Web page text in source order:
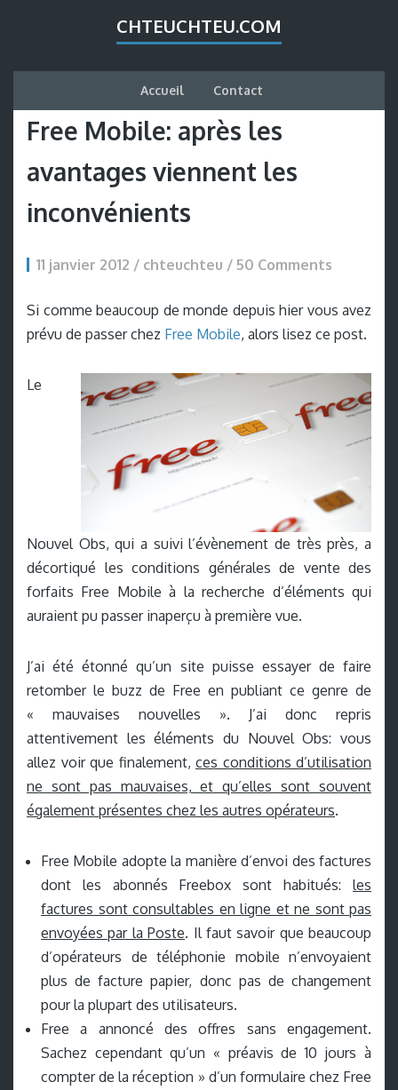
CHTEUCHTEU.COM
Accueil Contact
Free Mobile: après les
avantages viennent les
inconvénients
11 janvier 2012 / chteuchteu / 50 Comments
Si comme beaucoup de monde depuis hier vous avez
prévu de passer chez Free Mobile, alors lisez ce post.
Le
Nouvel Obs, qui a suivi l’évènement de très près, a
décortiqué les conditions générales de vente des
forfaits Free Mobile à la recherche d’éléments qui
auraient pu passer inaperçu à première vue.
J’ai été étonné qu’un site puisse essayer de faire
retomber le buzz de Free en publiant ce genre de
« mauvaises nouvelles ». J’ai donc repris
attentivement les éléments du Nouvel Obs: vous
allez voir que finalement, ces conditions d’utilisation
ne sont pas mauvaises, et qu’elles sont souvent
également présentes chez les autres opérateurs.
Free Mobile adopte la manière d’envoi des factures
dont les abonnés Freebox sont habitués: les
factures sont consultables en ligne et ne sont pas
envoyées par la Poste. Il faut savoir que beaucoup
d’opérateurs de téléphonie mobile n’envoyaient
plus de facture papier, donc pas de changement
pour la plupart des utilisateurs.
Free a annoncé des offres sans engagement.
Sachez cependant qu’un « préavis de 10 jours à
compter de la réception » d’un formulaire chez Free